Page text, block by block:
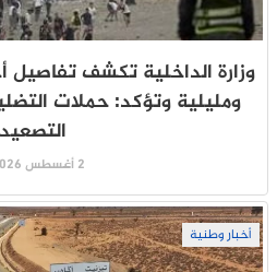
وزارة الداخلية تكشف تفاصيل
ومليلية وتؤكد: حملات
التصعيد
2 أغسطس 2026
أخبار وطنية